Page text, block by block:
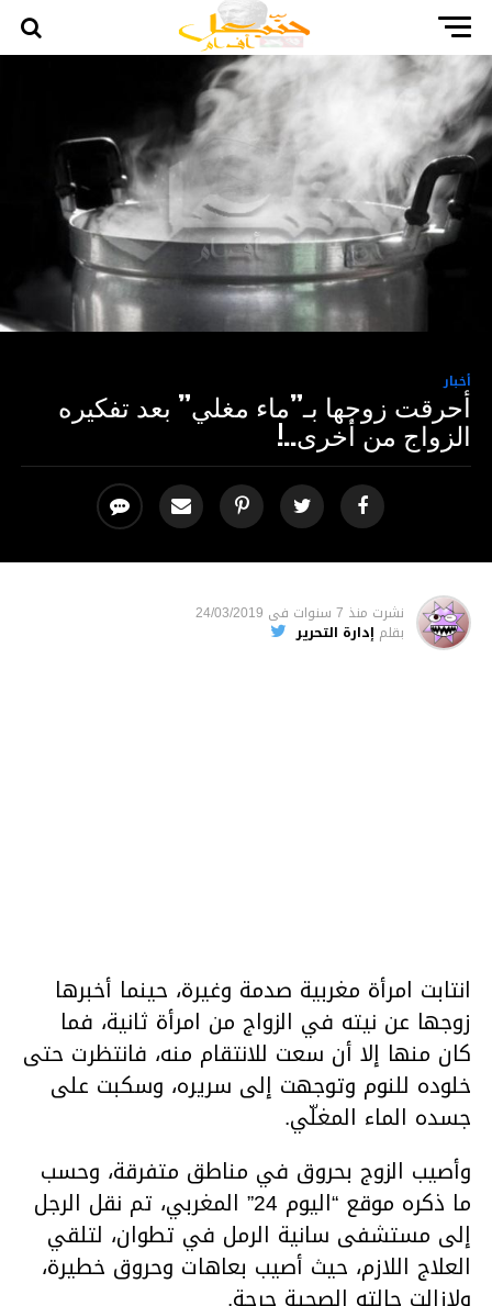
أخبار
أحرقت زوجها بـ”ماء مغلي” بعد تفكيره
الزواج من أخرى..!
نشرت منذ 7 سنوات فى 24/03/2019
بقلم إدارة التحرير
انتابت امرأة مغربية صدمة وغيرة، حينما أخبرها
زوجها عن نيته في الزواج من امرأة ثانية، فما
كان منها إلا أن سعت للانتقام منه، فانتظرت حتى
خلوده للنوم وتوجهت إلى سريره، وسكبت على
جسده الماء المغلّي.
وأصيب الزوج بحروق في مناطق متفرقة، وحسب
ما ذكره موقع “اليوم 24” المغربي، تم نقل الرجل
إلى مستشفى سانية الرمل في تطوان، لتلقي
العلاج اللازم، حيث أصيب بعاهات وحروق خطيرة،